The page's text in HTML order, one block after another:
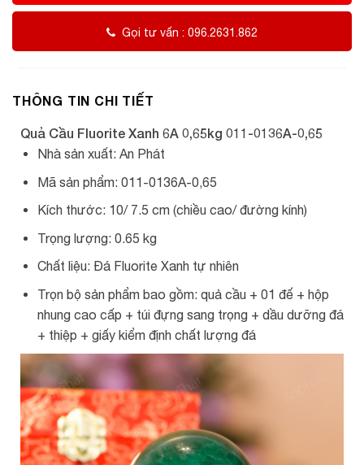
Gọi tư vấn : 096.2631.862
THÔNG TIN CHI TIẾT
Quả Cầu Fluorite Xanh 6A 0,65kg 011-0136A-0,65
Nhà sản xuất: An Phát
Mã sản phẩm: 011-0136A-0,65
Kích thước: 10/ 7.5 cm (chiều cao/ đường kính)
Trọng lượng: 0.65 kg
Chất liệu: Đá Fluorite Xanh tự nhiên
Trọn bộ sản phẩm bao gồm: quả cầu + 01 đế + hộp
nhung cao cấp + túi đựng sang trọng + dầu dưỡng đá
+ thiệp + giấy kiểm định chất lượng đá